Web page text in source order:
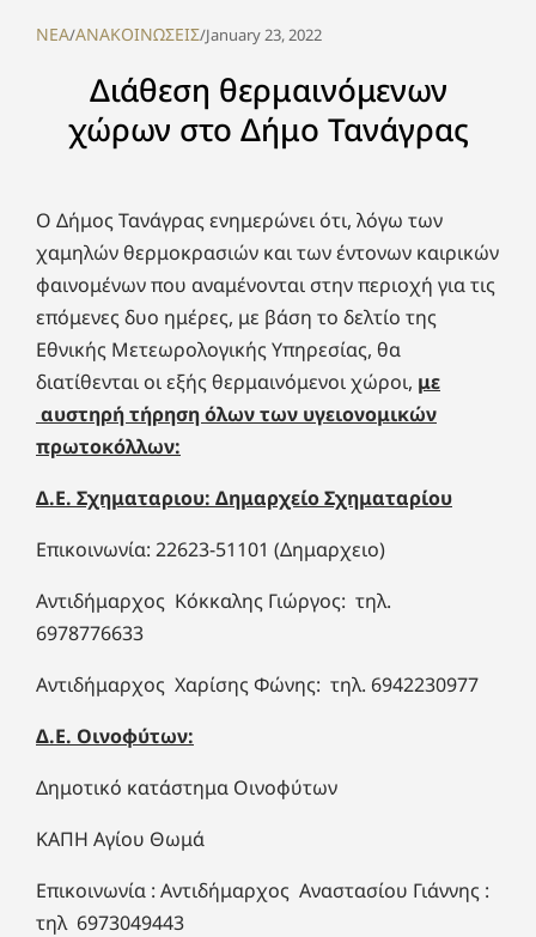
NEA/ΑΝΑΚΟΙΝΩΣΕΙΣ/January 23, 2022
Διάθεση θερμαινόμενων
χώρων στο Δήμο Τανάγρας
Ο Δήμος Τανάγρας ενημερώνει ότι, λόγω των
χαμηλών θερμοκρασιών και των έντονων καιρικών
φαινομένων που αναμένονται στην περιοχή για τις
επόμενες δυο ημέρες, με βάση το δελτίο της
Εθνικής Μετεωρολογικής Υπηρεσίας, θα
διατίθενται οι εξής θερμαινόμενοι χώροι, με
αυστηρή τήρηση όλων των υγειονομικών
πρωτοκόλλων:
Δ.Ε. Σχηματαριου: Δημαρχείο Σχηματαρίου
Επικοινωνία: 22623-51101 (Δημαρχειο)
Αντιδήμαρχος Κόκκαλης Γιώργος: τηλ.
6978776633
Αντιδήμαρχος Χαρίσης Φώνης: τηλ. 6942230977
Δ.Ε. Οινοφύτων:
Δημοτικό κατάστημα Οινοφύτων
ΚΑΠΗ Αγίου Θωμά
Επικοινωνία : Αντιδήμαρχος Αναστασίου Γιάννης :
τηλ 6973049443